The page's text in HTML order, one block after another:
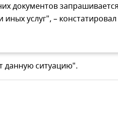
документов запрашивается
услуг", – констатировал
данную ситуацию".